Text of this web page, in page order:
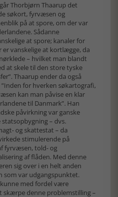
Thorbjørn Thaarup det
søkort, fyrvæsen og
på at spore, om der var
Sådanne
at spore; kanaler for
vanskelige at kortlægge, da
– hvilket man blandt
at skele til den store tyske
Thaarup ender da også
for hverken søkartografi,
kan man påvise en klar
til Danmark”. Han
påvirkning var ganske
– dvs.
og skattestat – da
stimulerende på
fyrvæsen, told- og
af flåden. Med denne
sig over i en helt anden
som var udgangspunktet.
med fordel være
skærpe denne problemstilling –